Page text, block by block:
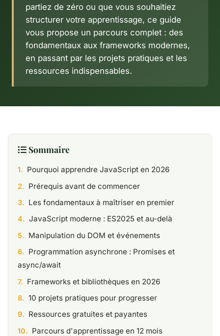
partiez de zéro ou que vous souhaitiez
structurer votre apprentissage, ce guide
vous propose un parcours complet : des
fondamentaux aux frameworks modernes,
en passant par les projets pratiques et les
ressources indispensables.
Sommaire
Pourquoi apprendre JavaScript en 2026
Prérequis avant de commencer
Les fondamentaux à maîtriser en premier
JavaScript moderne : ES2025 et au-delà
Manipulation du DOM et événements
Programmation asynchrone : Promises et
async/await
Frameworks et bibliothèques en 2026
10 projets pratiques pour progresser
Ressources gratuites et payantes
Parcours d'apprentissage en 12 mois